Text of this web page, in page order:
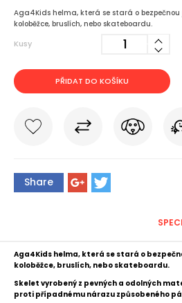
Aga4Kids helma, která se stará o
koloběžce, bruslích, nebo skateboardu.
Kusy
PŘIDAT DO KOŠÍKU
Share
Aga4Kids helma, která se stará o
koloběžce, bruslích, nebo skateboardu.
Skelet vyrobený z pevných a odolných
proti případnému nárazu způsobeného